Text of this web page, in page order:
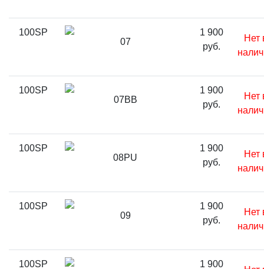
100SP
07
1 900
руб.
Нет
100SP
07BB
1 900
руб.
Нет
100SP
08PU
1 900
руб.
Нет
100SP
09
1 900
руб.
Нет
100SP
1 900